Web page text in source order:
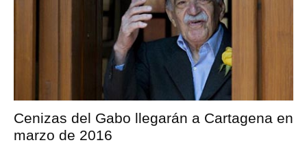
Cenizas del Gabo llegarán a Cartagena en
marzo de 2016